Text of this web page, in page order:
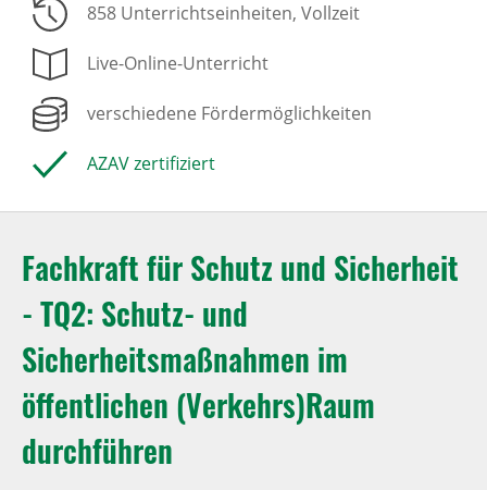
858 Unterrichtseinheiten, Vollzeit
Live-Online-Unterricht
verschiedene Fördermöglichkeiten
AZAV zertifiziert
Fachkraft für Schutz und Sicherheit
- TQ2: Schutz- und
Sicherheitsmaßnahmen im
öffentlichen (Verkehrs)Raum
durchführen